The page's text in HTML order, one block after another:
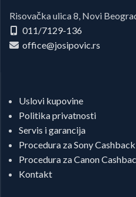
Risovačka ulica 8, Novi
011/7129-136
office@josipovic.rs
Uslovi kupovine
Politika privatnosti
Servis i garancija
Procedura za Sony Cashback
Procedura za Canon
Kontakt